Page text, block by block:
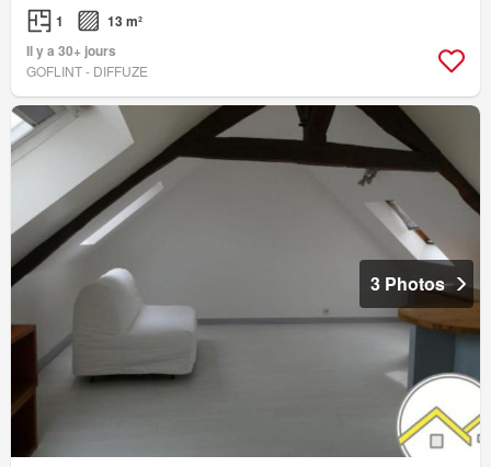
1
13 m²
Il y a 30+ jours
GOFLINT - DIFFUZE
3 Photos